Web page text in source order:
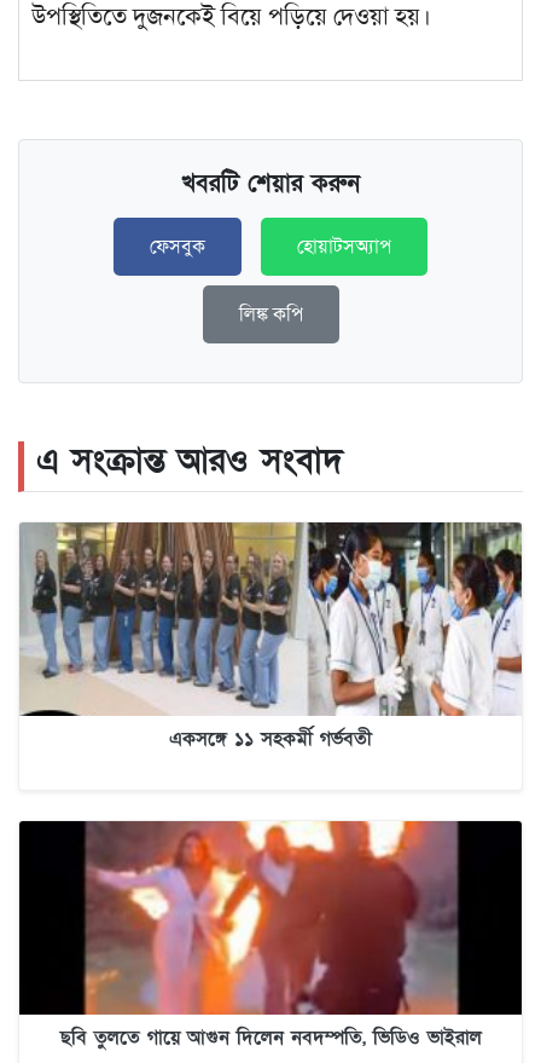
উপস্থিতিতে দুজনকেই বিয়ে পড়িয়ে দেওয়া হয়।
খবরটি শেয়ার করুন
ফেসবুক হোয়াটসঅ্যাপ
লিঙ্ক কপি
এ সংক্রান্ত আরও সংবাদ
একসঙ্গে ১১ সহকর্মী গর্ভবতী
ছবি তুলতে গায়ে আগুন দিলেন নবদম্পতি, ভিডিও ভাইরাল